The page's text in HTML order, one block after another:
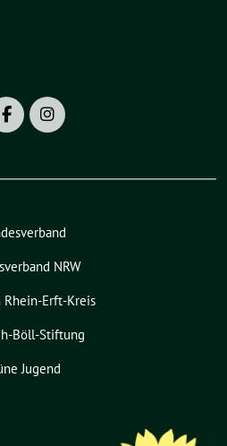
NRW
Rhein-Erft-Kreis
Böll-Stiftung
Jugend